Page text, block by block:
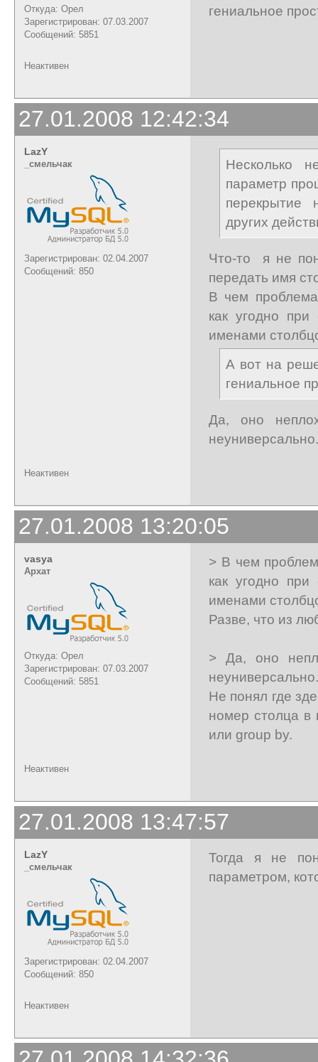
Откуда: Орел
Зарегистрирован: 07.03.2007
Сообщений: 5851
гениальное
Неактивен
27.01.2008 12:42:34
LazY
_cмельчак
Зарегистрирован: 02.04.2007
Сообщений: 850
Несколько
параметр
перекрытие
других
Что-то я не
передать имя
В чем
как угодно
именами
А вот на
гениальное
Да, оно
неуниверсально.
Неактивен
27.01.2008 13:20:05
vasya
Архат
Откуда: Орел
Зарегистрирован: 07.03.2007
Сообщений: 5851
> В чем
как угодно
именами
Разве, что из
> Да, оно
неуниверсально.
Не понял где
номер столца в
или group by.
Неактивен
27.01.2008 13:47:57
LazY
_cмельчак
Зарегистрирован: 02.04.2007
Сообщений: 850
Тогда я не
параметром,
Неактивен